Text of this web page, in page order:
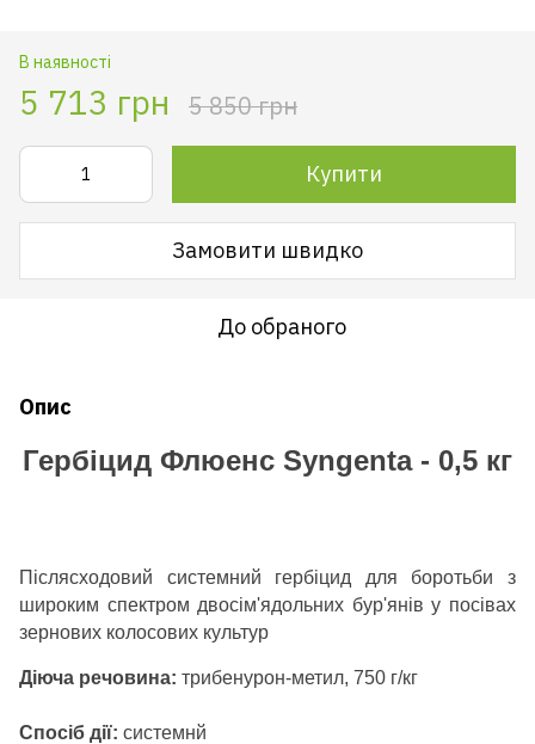
В наявності
5 713 грн 5 850 грн
Купити
Замовити швидко
До обраного
Опис
Гербіцид Флюенс Syngenta - 0,5 кг
Післясходовий системний гербіцид для боротьби з
широким спектром двосім'ядольних бур'янів у посівах
зернових колосових культур
Діюча речовина: трибенурон-метил, 750 г/кг
Спосіб дії: системнй